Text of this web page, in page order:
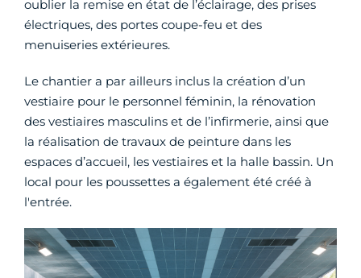
oublier la remise en état de l’éclairage, des prises
électriques, des portes coupe-feu et des
menuiseries extérieures.
Le chantier a par ailleurs inclus la création d’un
vestiaire pour le personnel féminin, la rénovation
des vestiaires masculins et de l’infirmerie, ainsi que
la réalisation de travaux de peinture dans les
espaces d’accueil, les vestiaires et la halle bassin. Un
local pour les poussettes a également été créé à
l'entrée.